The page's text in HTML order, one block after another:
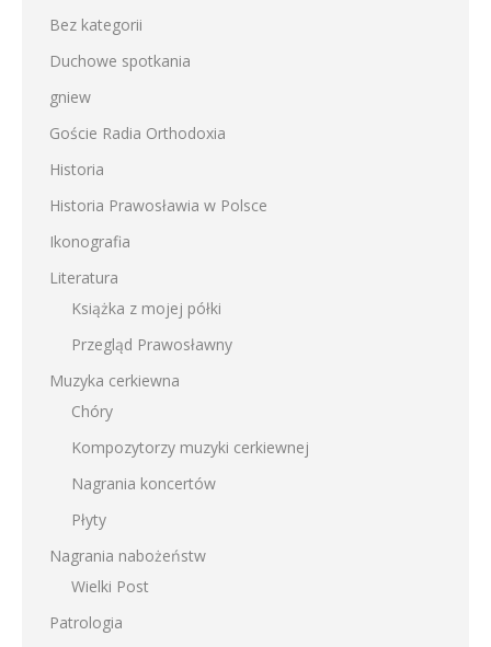
Bez kategorii
Duchowe spotkania
gniew
Goście Radia Orthodoxia
Historia
Historia Prawosławia w Polsce
Ikonografia
Literatura
Książka z mojej półki
Przegląd Prawosławny
Muzyka cerkiewna
Chóry
Kompozytorzy muzyki cerkiewnej
Nagrania koncertów
Płyty
Nagrania nabożeństw
Wielki Post
Patrologia